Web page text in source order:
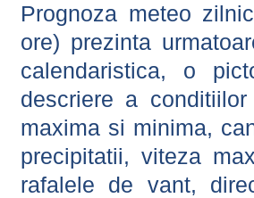
Prognoza meteo
ore) prezinta
calendaristica, o
descriere a
maxima si minima,
precipitatii, viteza
rafalele de vant,